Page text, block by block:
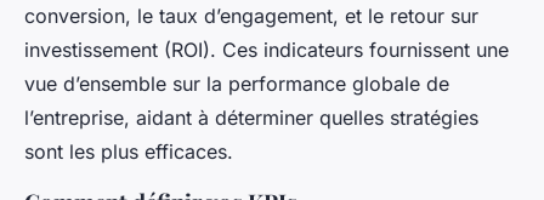
conversion, le taux d’engagement, et le retour sur
investissement (ROI). Ces indicateurs fournissent une
vue d’ensemble sur la performance globale de
l’entreprise, aidant à déterminer quelles stratégies
sont les plus efficaces.